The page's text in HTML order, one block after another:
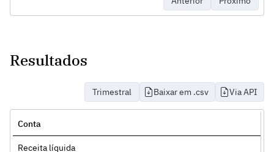
Resultados
Trimestral Baixar em .csv Via API
Conta
Receita líquida